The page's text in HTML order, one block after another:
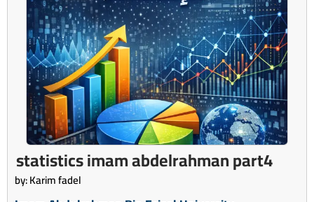
statistics imam abdelrahman part4
by: Karim fadel